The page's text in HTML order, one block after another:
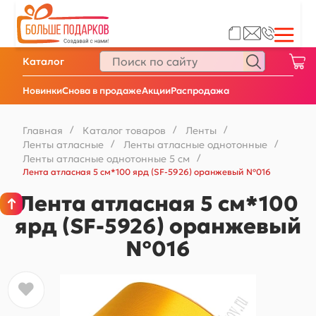
НовинкиСнова в продажеАкцииРаспродажа
Каталог
Главная / Каталог товаров / Ленты /
Ленты атласные / Ленты атласные однотонные /
Ленты атласные однотонные 5 см
/
Лента атласная 5 см*100 ярд (SF-5926) оранжевый №016
Лента атласная 5 см*100
ярд (SF-5926) оранжевый
№016